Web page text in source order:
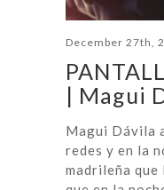
December 27th,
| Magui
Magui Dávila
redes y en la
madrileña que